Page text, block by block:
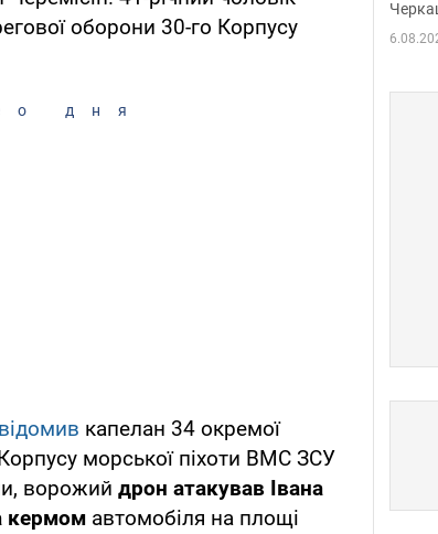
оборони 30-го Корпусу
дня
капелан 34 окремої
морської піхоти ВМС ЗСУ
ворожий дрон атакував Івана
кермом автомобіля на площі